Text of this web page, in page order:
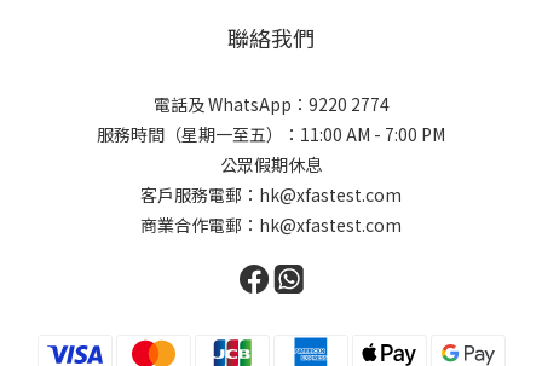
聯絡我們
電話及 WhatsApp：9220 2774
服務時間（星期一至五）：11:00 AM - 7:00 PM
公眾假期休息
客戶服務電郵：hk@xfastest.com
商業合作電郵：hk@xfastest.com